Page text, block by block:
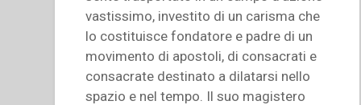
vastissimo, investito di un carisma che
lo costituisce fondatore e padre di un
movimento di apostoli, di consacrati e
consacrate destinato a dilatarsi nello
spazio e nel tempo. Il suo magistero